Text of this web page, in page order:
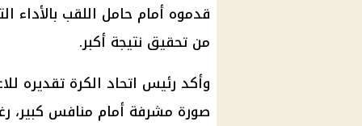
قدموه أمام حامل اللقب بالأداء
من تحقيق نتيجة أكبر.
وأكد رئيس اتحاد الكرة تقديره
صورة مشرفة أمام منافس كبير،